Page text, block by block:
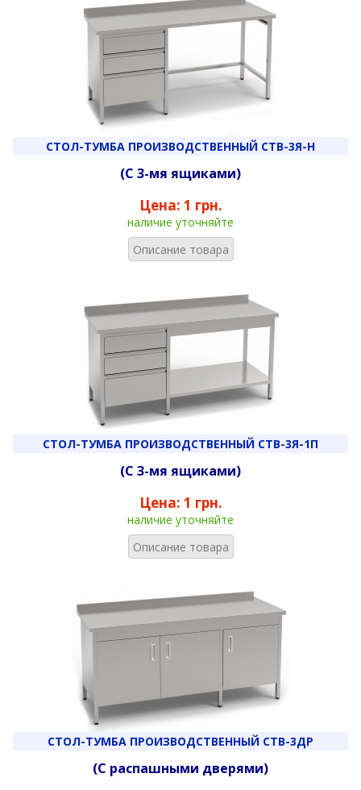
СТОЛ-ТУМБА ПРОИЗВОДСТВЕННЫЙ СТВ-3Я-Н
(С 3-мя ящиками)
Цена: 1 грн.
наличие уточняйте
Описание товара
СТОЛ-ТУМБА ПРОИЗВОДСТВЕННЫЙ СТВ-3Я-1П
(С 3-мя ящиками)
Цена: 1 грн.
наличие уточняйте
Описание товара
СТОЛ-ТУМБА ПРОИЗВОДСТВЕННЫЙ СТВ-3ДР
(С распашными дверями)